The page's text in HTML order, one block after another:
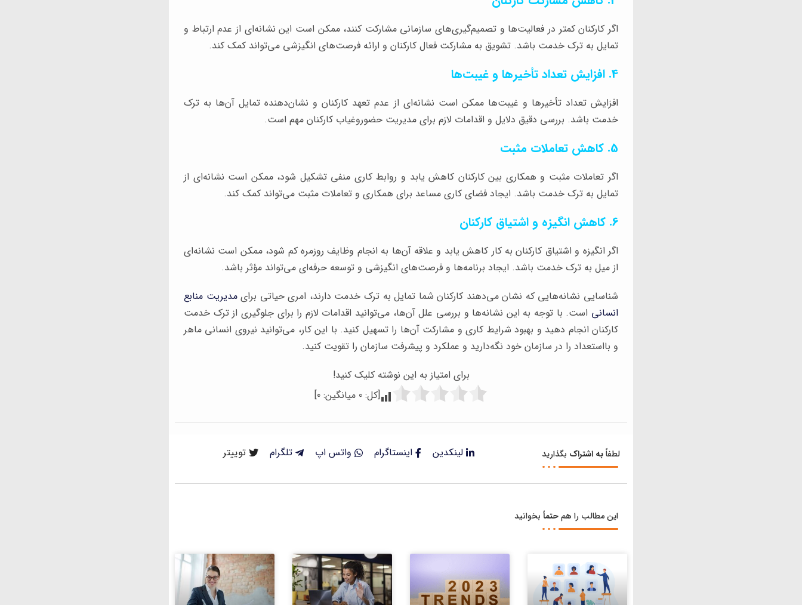
اگر کارکنان کمتر در فعالیت‌ها و تصمیم‌گیری‌های سازمانی مشارکت کنند، ممکن است این نشانه‌ای از عدم ارتباط و
تمایل به ترک خدمت باشد. تشویق به مشارکت فعال کارکنان و ارائه فرصت‌های انگیزشی می‌تواند کمک کند.
4. افزایش تعداد تأخیرها و غیبت‌ها
افزایش تعداد تأخیرها و غیبت‌ها ممکن است نشانه‌ای از عدم تعهد کارکنان و نشان‌دهنده تمایل آن‌ها به ترک
خدمت باشد. بررسی دقیق دلایل و اقدامات لازم برای مدیریت حضوروغیاب کارکنان مهم است.
5. کاهش تعاملات مثبت
اگر تعاملات مثبت و همکاری بین کارکنان کاهش یابد و روابط کاری منفی تشکیل شود، ممکن است نشانه‌ای از
تمایل به ترک خدمت باشد. ایجاد فضای کاری مساعد برای همکاری و تعاملات مثبت می‌تواند کمک کند.
6. کاهش انگیزه و اشتیاق کارکنان
اگر انگیزه و اشتیاق کارکنان به کار کاهش یابد و علاقه آن‌ها به انجام وظایف روزمره کم شود، ممکن است نشانه‌ای
از میل به ترک خدمت باشد. ایجاد برنامه‌ها و فرصت‌های انگیزشی و توسعه حرفه‌ای می‌تواند مؤثر باشد.
شناسایی نشانه‌هایی که نشان می‌دهند کارکنان شما تمایل به ترک خدمت دارند، امری حیاتی برایمدیریت منابع
انسانی است. با توجه به این نشانه‌ها و بررسی علل آن‌ها، می‌توانید اقدامات لازم را برای جلوگیری از ترک خدمت
کارکنان انجام دهید و بهبود شرایط کاری و مشارکت آن‌ها را تسهیل کنید. با این کار، می‌توانید نیروی انسانی ماهر
و بااستعداد را در سازمان خود نگه‌دارید و عملکرد و پیشرفت سازمان را تقویت کنید.
برای امتیاز به این نوشته کلیک کنید!
[کل: 0 میانگین: 0
]
لطفاًبه اشتراک بگذارید لینکدین اینستاگرام واتس اپ تلگرام توییتر
این مطالب را همحتماً بخوانید